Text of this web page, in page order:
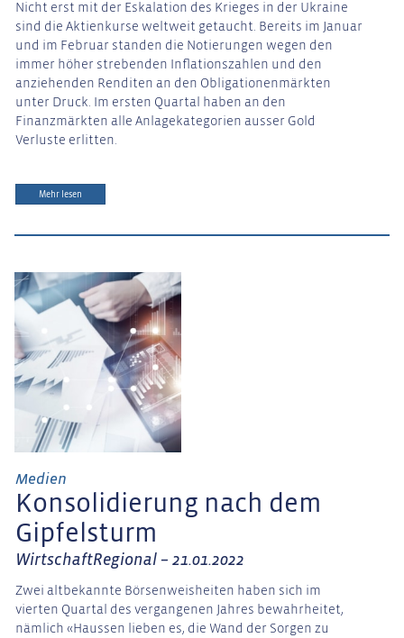
Nicht erst mit der Eskalation des Krieges in der Ukraine
sind die Aktienkurse weltweit getaucht. Bereits im Januar
und im Februar standen die Notierungen wegen den
immer höher strebenden Inflationszahlen und den
anziehenden Renditen an den Obligationenmärkten
unter Druck. Im ersten Quartal haben an den
Finanzmärkten alle Anlagekategorien ausser Gold
Verluste erlitten.
Mehr lesen
Medien
Konsolidierung nach dem
Gipfelsturm
WirtschaftRegional – 21.01.2022
Zwei altbekannte Börsenweisheiten haben sich im
vierten Quartal des vergangenen Jahres bewahrheitet,
nämlich «Haussen lieben es, die Wand der Sorgen zu